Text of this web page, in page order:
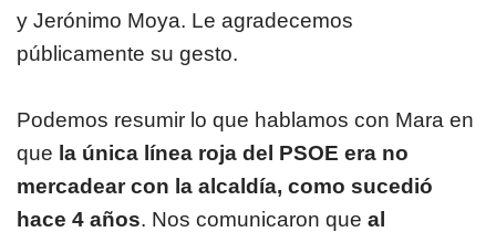
y Jerónimo Moya. Le agradecemos
públicamente su gesto.
Podemos resumir lo que hablamos con Mara en
que la única línea roja del PSOE era no
mercadear con la alcaldía, como sucedió
hace 4 años. Nos comunicaron que al